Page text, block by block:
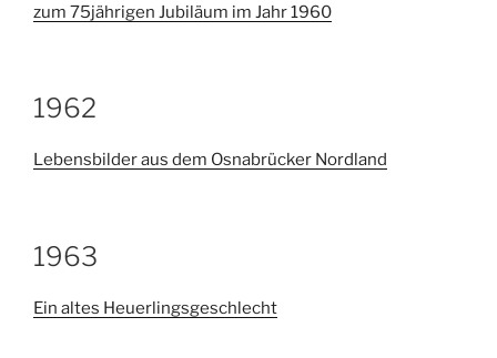
zum 75jährigen Jubiläum im Jahr 1960
1962
Lebensbilder aus dem Osnabrücker Nordland
1963
Ein altes Heuerlingsgeschlecht